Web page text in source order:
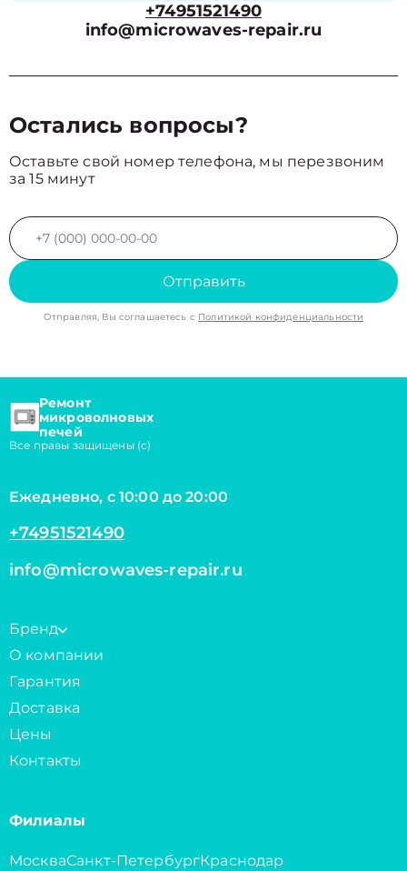
+74951521490
info@microwaves-repair.ru
Остались вопросы?
Оставьте свой номер телефона, мы перезвоним
за 15 минут
Отправить
Отправляя, Вы соглашаетесь с Политикой конфиденциальности
Ремонт
микроволновых
печей
Все правы защищены (с)
Ежедневно, с 10:00 до 20:00
+74951521490
info@microwaves-repair.ru
Бренд
О компании
Гарантия
Доставка
Цены
Контакты
Филиалы
МоскваСанкт-ПетербургКраснодар